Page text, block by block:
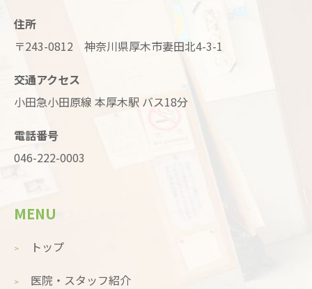
住所
〒243-0812 神奈川県厚木市妻田北4-3-1
交通アクセス
小田急小田原線 本厚木駅 バス18分
電話番号
046-222-0003
MENU
トップ
医院・スタッフ紹介